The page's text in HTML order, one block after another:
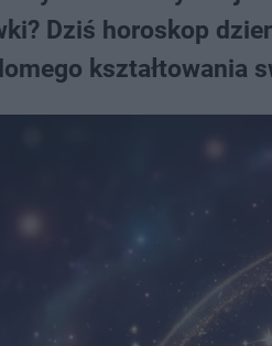
Dziś horoskop
kształtowania